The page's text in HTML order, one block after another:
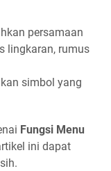
persamaan
lingkaran, rumus
simbol yang
Fungsi Menu
ini dapat